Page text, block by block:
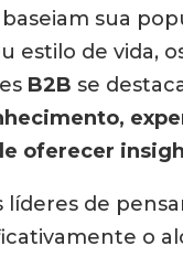
sua
estilo de vida,
B2B se
oferecer
líderes de
o